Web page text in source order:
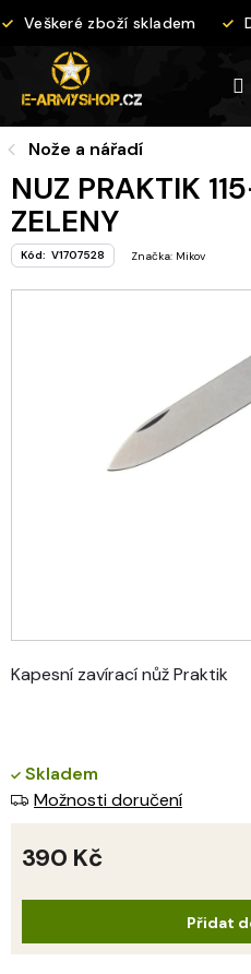
na
zboží skladem
Nože a nářadí
NUZ PRAKTIK
ZELENY
Kód: V1707528 Značka: Mikov
Kapesní zavírací nůž Praktik
Skladem
Možnosti doručení
390 Kč
Přidat